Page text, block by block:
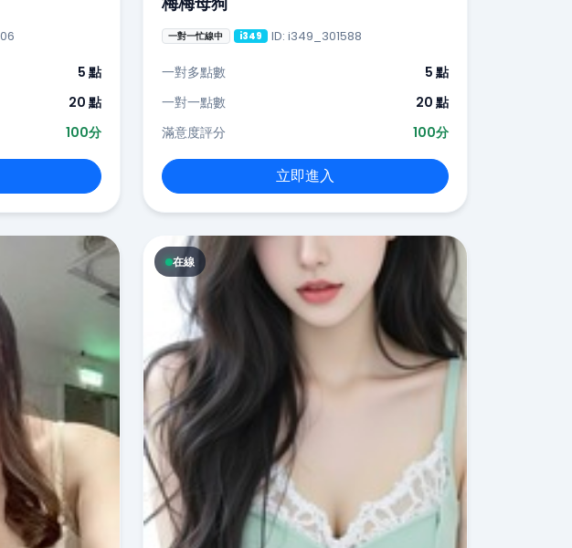
5 點
20 點
100分
一對一忙線中 i349 ID: i349_301588
一對多點數
5 點
一對一點數
20 點
滿意度評分
100分
立即進入
在線